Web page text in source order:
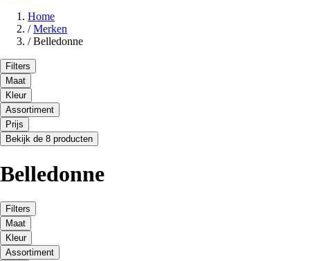
Home
/ Merken
/ Belledonne
Filters
Maat
Kleur
Assortiment
Prijs
Bekijk de 8 producten
Belledonne
Filters
Maat
Kleur
Assortiment